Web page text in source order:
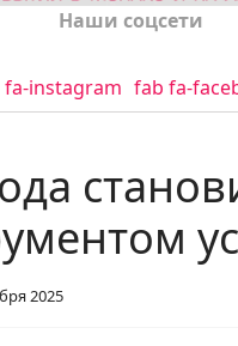
Наши соцсети
instagram fab fa-
2025